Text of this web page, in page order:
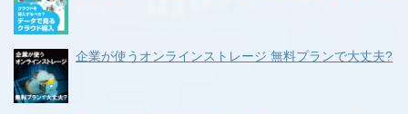
企業が使うオンラインストレージ 無料プランで大丈夫?